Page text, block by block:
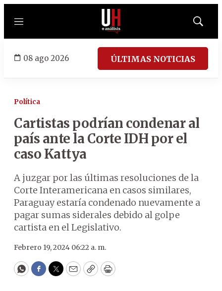
Menú
Mostrar
08 ago 2026 ÚLTIMAS NOTICIAS
Política
Cartistas podrían condenar al
país ante la Corte IDH por el
caso Kattya
A juzgar por las últimas resoluciones de la
Corte Interamericana en casos similares,
Paraguay estaría condenado nuevamente a
pagar sumas siderales debido al golpe
cartista en el Legislativo.
Febrero 19, 2024 06:22 a. m.
WhatsApp
Facebook
Twitter
EmailCopyPrint